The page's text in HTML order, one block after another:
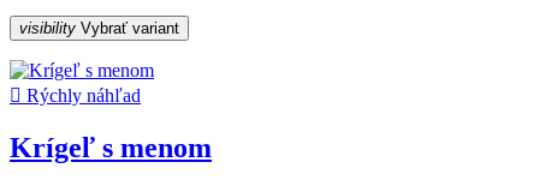
visibility Vybrať variant
 Rýchly náhľad
Krígeľ s menom